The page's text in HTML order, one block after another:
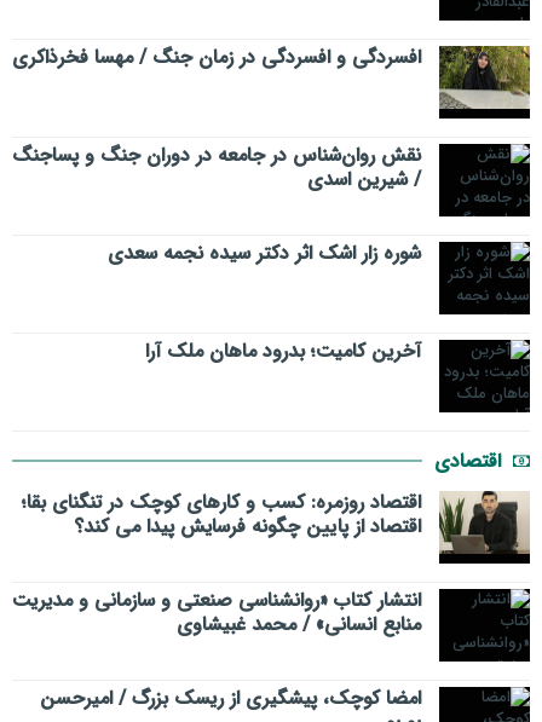
افسردگی و افسردگی در زمان جنگ / مهسا فخرذاکری
نقش روان‌شناس در جامعه در دوران جنگ و پساجنگ
/ شیرین اسدی
شوره زار اشک اثر دکتر سیده نجمه سعدی
​آخرین کامیت؛ بدرود ماهان ملک آرا
اقتصادی
اقتصاد روزمره: کسب‌ و کارهای کوچک در تنگنای بقا؛
اقتصاد از پایین چگونه فرسایش پیدا می کند؟
انتشار کتاب «روانشناسی صنعتی و سازمانی و مدیریت
منابع انسانی» / محمد غبیشاوی
امضا کوچک، پیشگیری از ریسک بزرگ / امیرحسن